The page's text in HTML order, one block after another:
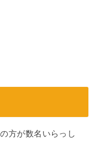
方が数名いらっし